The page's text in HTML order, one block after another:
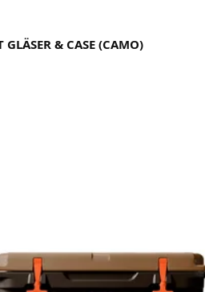
GLÄSER & CASE (CAMO)